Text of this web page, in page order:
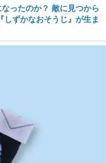
ったのか？ 敵に見つから
ずかなおそうじ』が生ま